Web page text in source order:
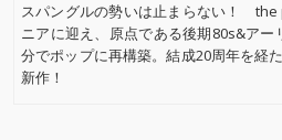
スパングルの勢いは止まらない！ the
ニアに迎え、原点である後期80s&ア
分でポップに再構築。結成20周年を経
新作！